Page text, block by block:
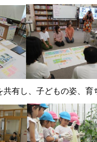
有し、子どもの姿、育